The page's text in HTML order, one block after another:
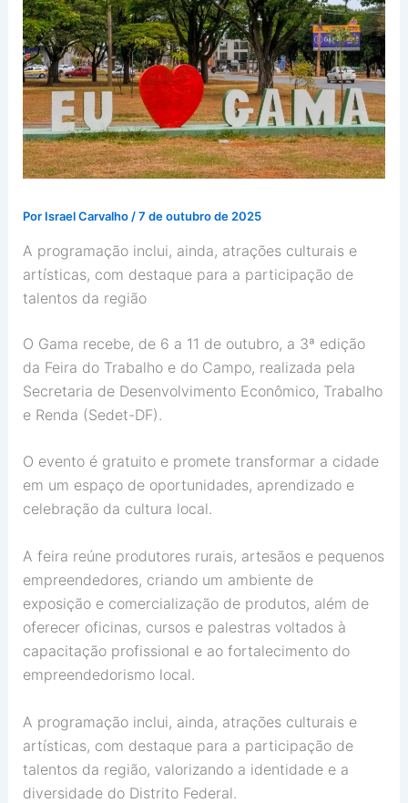
Por Israel Carvalho /7 de outubro de 2025
A programação inclui, ainda, atrações culturais e
artísticas, com destaque para a participação de
talentos da região
O Gama recebe, de 6 a 11 de outubro, a 3ª edição
da Feira do Trabalho e do Campo, realizada pela
Secretaria de Desenvolvimento Econômico, Trabalho
e Renda (Sedet-DF).
O evento é gratuito e promete transformar a cidade
em um espaço de oportunidades, aprendizado e
celebração da cultura local.
A feira reúne produtores rurais, artesãos e pequenos
empreendedores, criando um ambiente de
exposição e comercialização de produtos, além de
oferecer oficinas, cursos e palestras voltados à
capacitação profissional e ao fortalecimento do
empreendedorismo local.
A programação inclui, ainda, atrações culturais e
artísticas, com destaque para a participação de
talentos da região, valorizando a identidade e a
diversidade do Distrito Federal.